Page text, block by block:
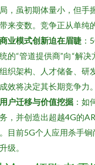
，虽初期体量小，但手
来变数。竞争正从单纯
商业模式创新迫在眉睫 ：
的“管道提供商”向“解
织架构、人才储备、研
效将决定其长期竞争力。
用户迁移与价值挖掘 ：如
，并创造出超越4G的
目前5G个人应用杀手
级。